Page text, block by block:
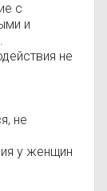
с
и
не
не
у женщин